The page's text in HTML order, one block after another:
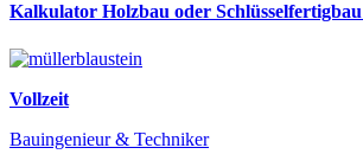
Kalkulator Holzbau oder Schlüsselfertigbau
Vollzeit
Bauingenieur & Techniker